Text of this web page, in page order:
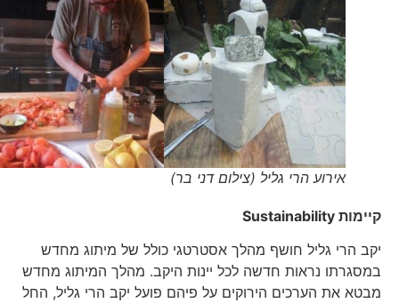
אירוע הרי גליל (צילום דני בר)
קיימותSustainability
יקב הרי גליל חושף מהלך אסטרטגי כולל של מיתוג מחדש
במסגרתו נראות חדשה לכל יינות היקב. מהלך המיתוג מחדש
מבטא את הערכים הירוקים על פיהם פועל יקב הרי גליל, החל